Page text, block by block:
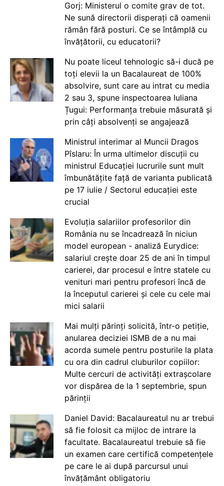
Gorj: Ministerul o comite grav de tot.
Ne sună directorii disperați că oamenii
rămân fără posturi. Ce se întâmplă cu
învățătorii, cu educatorii?
Nu poate liceul tehnologic să-i ducă pe
toți elevii la un Bacalaureat de 100%
absolvire, sunt care au intrat cu media
2 sau 3, spune inspectoarea Iuliana
Țugui: Performanța trebuie măsurată și
prin câți absolvenți se angajează
Ministrul interimar al Muncii Dragos
Pîslaru: În urma ultimelor discuții cu
ministrul Educației lucrurile sunt mult
îmbunătățite față de varianta publicată
pe 17 iulie / Sectorul educației este
crucial
Evoluția salariilor profesorilor din
România nu se încadrează în niciun
model european - analiză Eurydice:
salariul crește doar 25 de ani în timpul
carierei, dar procesul e între statele cu
venituri mari pentru profesori încă de
la începutul carierei și cele cu cele mai
mici salarii
Mai mulți părinți solicită, într-o petiție,
anularea deciziei ISMB de a nu mai
acorda sumele pentru posturile la plata
cu ora din cadrul cluburilor copiilor:
Multe cercuri de activități extrașcolare
vor dispărea de la 1 septembrie, spun
părinții
Daniel David: Bacalaureatul nu ar trebui
să fie folosit ca mijloc de intrare la
facultate. Bacalaureatul trebuie să fie
un examen care certifică competențele
pe care le ai după parcursul unui
învățământ obligatoriu